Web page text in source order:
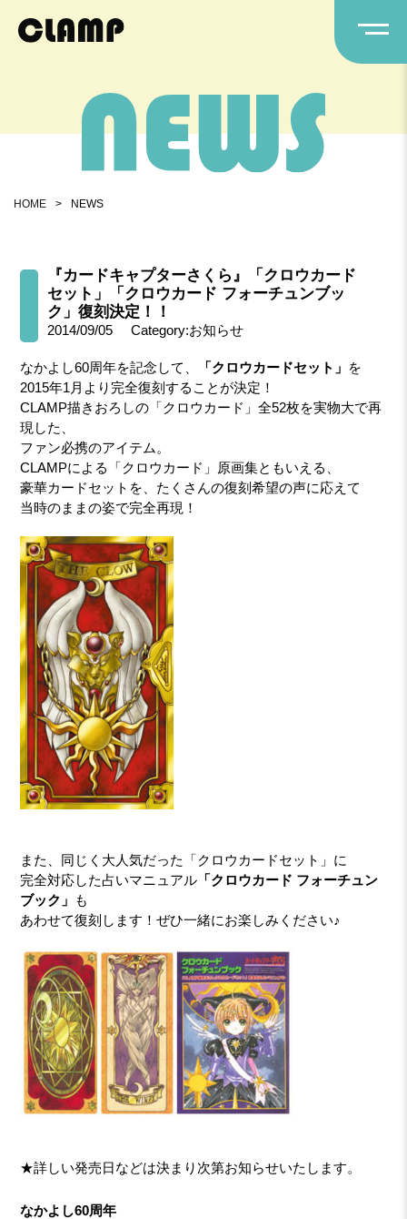
HOME > NEWS
『カードキャプターさくら』「クロウカード
セット」「クロウカード フォーチュンブッ
ク」復刻決定！！
2014/09/05 Category:お知らせ
なかよし60周年を記念して、 「クロウカードセット」 を
2015年1月より完全復刻することが決定！
CLAMP描きおろしの「クロウカード」全52枚を実物大で再
現した、
ファン必携のアイテム。
CLAMPによる「クロウカード」原画集ともいえる、
豪華カードセットを、たくさんの復刻希望の声に応えて
当時のままの姿で完全再現！
また、同じく大人気だった「クロウカードセット」に
完全対応した占いマニュアル 「クロウカード フォーチュン
ブック」 も
あわせて復刻します！ぜひ一緒にお楽しみください♪
★詳しい発売日などは決まり次第お知らせいたします。
なかよし60周年